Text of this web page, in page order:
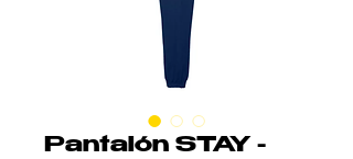
Pantalón STAY -